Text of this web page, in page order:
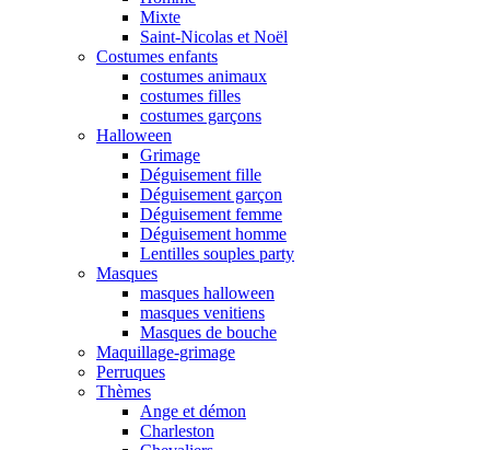
Mixte
Saint-Nicolas et Noël
Costumes enfants
costumes animaux
costumes filles
costumes garçons
Halloween
Grimage
Déguisement fille
Déguisement garçon
Déguisement femme
Déguisement homme
Lentilles souples party
Masques
masques halloween
masques venitiens
Masques de bouche
Maquillage-grimage
Perruques
Thèmes
Ange et démon
Charleston